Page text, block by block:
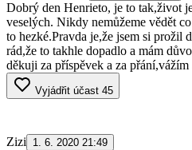
Dobrý den Henrieto, je to tak,život
veselých. Nikdy nemůžeme vědět
to hezké.Pravda je,že jsem si prožil
rád,že to takhle dopadlo a mám
děkuji za příspěvek a za
Vyjádřit účast 45
Zizi 1. 6. 2020 21:49